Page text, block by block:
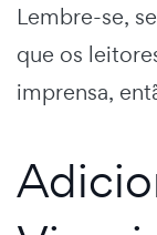
Lembre-se,
que os
imprensa,